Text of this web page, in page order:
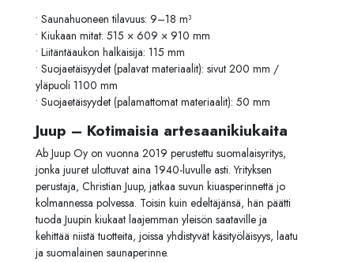
• Saunahuoneen tilavuus: 9–18 m³
• Kiukaan mitat: 515 × 609 × 910 mm
• Liitäntäaukon halkaisija: 115 mm
• Suojaetäisyydet (palavat materiaalit): sivut 200 mm /
yläpuoli 1100 mm
• Suojaetäisyydet (palamattomat materiaalit): 50 mm
Juup – Kotimaisia artesaanikiukaita
Ab Juup Oy on vuonna 2019 perustettu suomalaisyritys,
jonka juuret ulottuvat aina 1940-luvulle asti. Yrityksen
perustaja, Christian Juup, jatkaa suvun kiuasperinnettä jo
kolmannessa polvessa. Toisin kuin edeltäjänsä, hän päätti
tuoda Juupin kiukaat laajemman yleisön saataville ja
kehittää niistä tuotteita, joissa yhdistyvät käsityöläisyys, laatu
ja suomalainen saunaperinne.